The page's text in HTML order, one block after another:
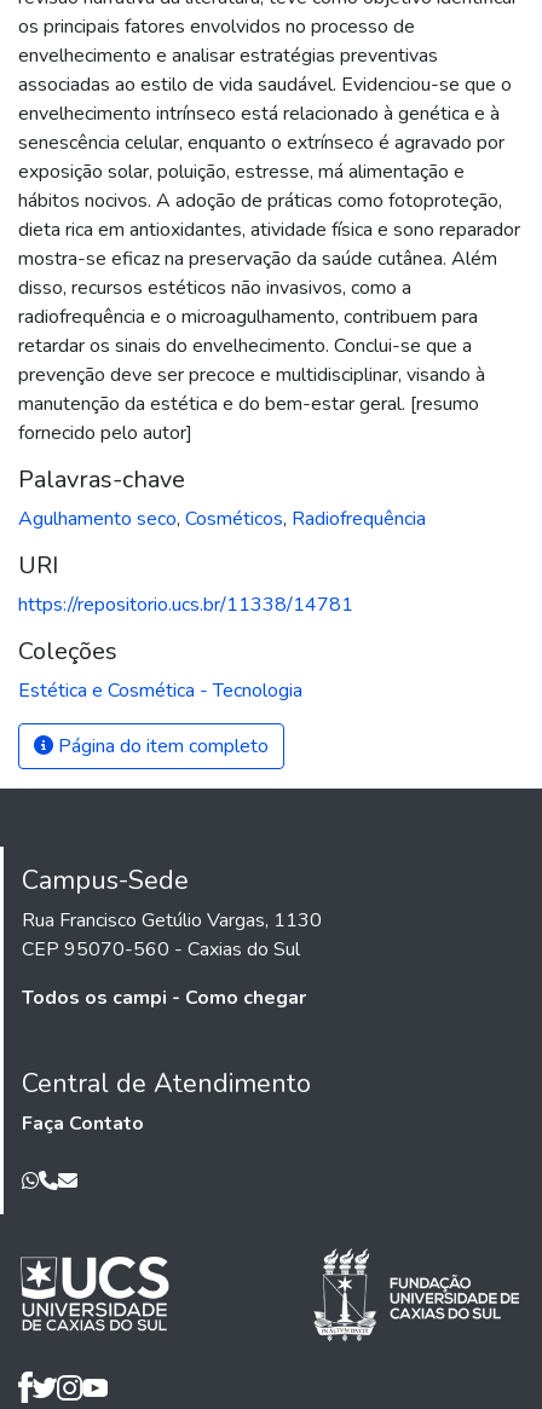
os principais fatores envolvidos no processo de
envelhecimento e analisar estratégias preventivas
associadas ao estilo de vida saudável. Evidenciou-se que o
envelhecimento intrínseco está relacionado à genética e à
senescência celular, enquanto o extrínseco é agravado por
exposição solar, poluição, estresse, má alimentação e
hábitos nocivos. A adoção de práticas como fotoproteção,
dieta rica em antioxidantes, atividade física e sono reparador
mostra-se eficaz na preservação da saúde cutânea. Além
disso, recursos estéticos não invasivos, como a
radiofrequência e o microagulhamento, contribuem para
retardar os sinais do envelhecimento. Conclui-se que a
prevenção deve ser precoce e multidisciplinar, visando à
manutenção da estética e do bem-estar geral. [resumo
fornecido pelo autor]
Palavras-chave
Agulhamento seco, Cosméticos, Radiofrequência
URI
https://repositorio.ucs.br/11338/14781
Coleções
Estética e Cosmética - Tecnologia
Página do item completo
Campus-Sede
Rua Francisco Getúlio Vargas, 1130
CEP 95070-560 - Caxias do Sul
Todos os campi - Como chegar
Central de Atendimento
Faça Contato